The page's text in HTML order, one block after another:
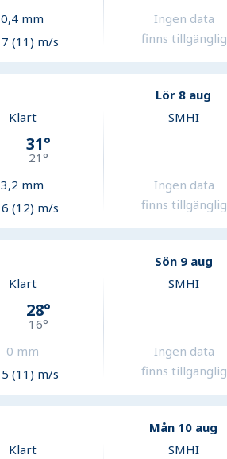
0,4 mm
7 (11) m/s
Ingen data
finns tillgänglig
Lör 8 aug
Klart
31°
21 °
3,2 mm
6 (12) m/s
SMHI
Ingen data
finns tillgänglig
Sön 9 aug
Klart
28°
16°
0 mm
5 (11) m/s
SMHI
Ingen data
finns tillgänglig
Mån 10 aug
Klart
SMHI